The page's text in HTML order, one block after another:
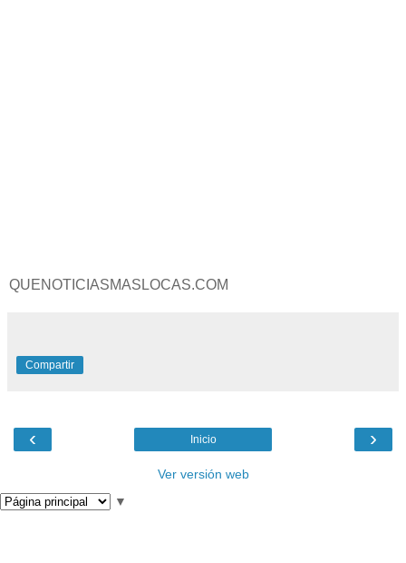
QUENOTICIASMASLOCAS.COM
Compartir
‹ ›
Inicio
Ver versión web
▼